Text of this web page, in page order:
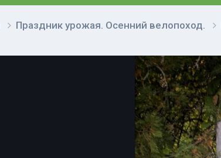
Праздник урожая. Осенний велопоход.